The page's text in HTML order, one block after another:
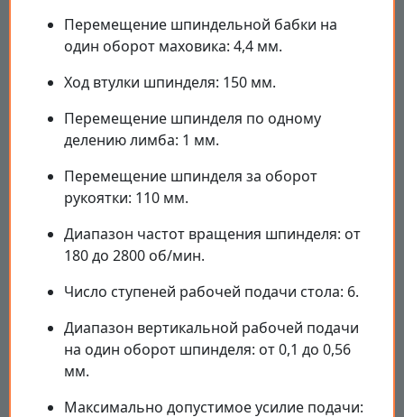
Перемещение шпиндельной бабки на
один оборот маховика: 4,4 мм.
Ход втулки шпинделя: 150 мм.
Перемещение шпинделя по одному
делению лимба: 1 мм.
Перемещение шпинделя за оборот
рукоятки: 110 мм.
Диапазон частот вращения шпинделя: от
180 до 2800 об/мин.
Число ступеней рабочей подачи стола: 6.
Диапазон вертикальной рабочей подачи
на один оборот шпинделя: от 0,1 до 0,56
мм.
Максимально допустимое усилие подачи: